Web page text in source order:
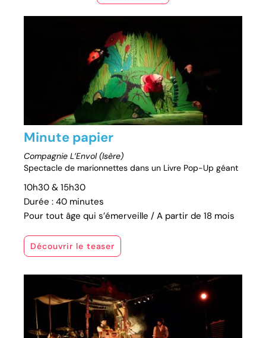
Minute papier
Compagnie L’Envol (Isère)
Spectacle de marionnettes dans un Livre Pop-Up géant
10h30 & 15h30
Durée : 40 minutes
Pour tout âge qui s’émerveille / A partir de 18 mois
Découvrir le teaser